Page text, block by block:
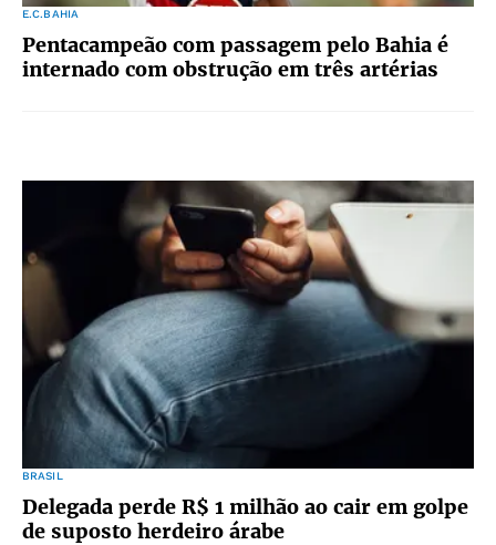
E.C.BAHIA
Pentacampeão com passagem pelo Bahia é
internado com obstrução em três artérias
BRASIL
Delegada perde R$ 1 milhão ao cair em golpe
de suposto herdeiro árabe